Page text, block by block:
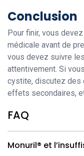
Conclusion
Pour finir, vous devez
médicale avant de
vous devez suivre
attentivement. Si
cystite, discutez des
effets secondaires,
FAQ
Monuril® et